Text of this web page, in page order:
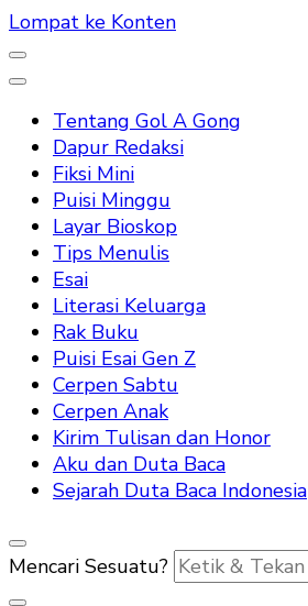
Lompat ke Konten
Tentang Gol A Gong
Dapur Redaksi
Fiksi Mini
Puisi Minggu
Layar Bioskop
Tips Menulis
Esai
Literasi Keluarga
Rak Buku
Puisi Esai Gen Z
Cerpen Sabtu
Cerpen Anak
Kirim Tulisan dan Honor
Aku dan Duta Baca
Sejarah Duta Baca Indonesia
Mencari Sesuatu?